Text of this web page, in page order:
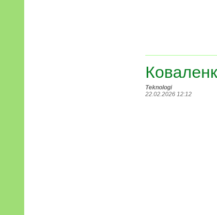
Teknologi
22.02.2026 12:12